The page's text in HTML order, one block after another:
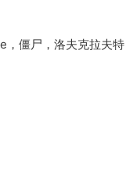
，僵尸，洛夫克拉夫特